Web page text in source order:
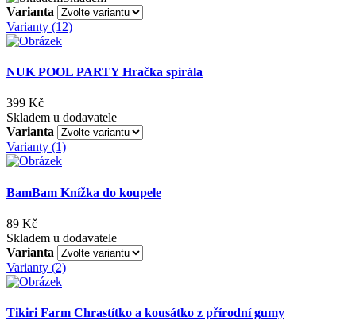
Varianta
Varianty (12)
NUK POOL PARTY Hračka spirála
399 Kč
Skladem u dodavatele
Varianta
Varianty (1)
BamBam Knížka do koupele
89 Kč
Skladem u dodavatele
Varianta
Varianty (2)
Tikiri Farm Chrastítko a kousátko z přírodní gumy